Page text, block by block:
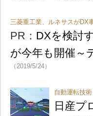
三菱重工業、ルネサスがDX
PR： DXを検討
が今年も開催～
（2019/5/24）
自動運転技術
日産プ